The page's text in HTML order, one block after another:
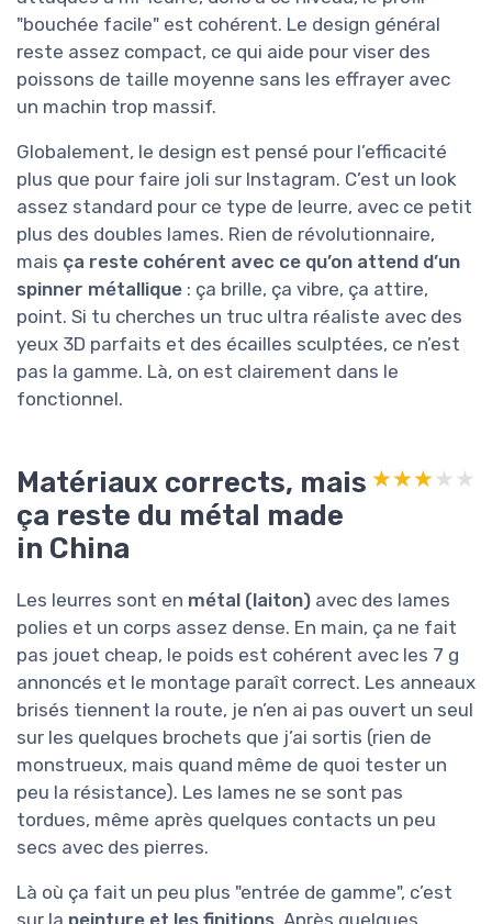
"bouchée facile" est cohérent. Le design général
reste assez compact, ce qui aide pour viser des
poissons de taille moyenne sans les effrayer avec
un machin trop massif.
Globalement, le design est pensé pour l’efficacité
plus que pour faire joli sur Instagram. C’est un look
assez standard pour ce type de leurre, avec ce petit
plus des doubles lames. Rien de révolutionnaire,
mais ça reste cohérent avec ce qu’on attend d’un
spinner métallique : ça brille, ça vibre, ça attire,
point. Si tu cherches un truc ultra réaliste avec des
yeux 3D parfaits et des écailles sculptées, ce n’est
pas la gamme. Là, on est clairement dans le
fonctionnel.
Matériaux corrects, mais
ça reste du métal made
in China
★★★★★
★★★★★
Les leurres sont en métal (laiton) avec des lames
polies et un corps assez dense. En main, ça ne fait
pas jouet cheap, le poids est cohérent avec les 7 g
annoncés et le montage paraît correct. Les anneaux
brisés tiennent la route, je n’en ai pas ouvert un seul
sur les quelques brochets que j’ai sortis (rien de
monstrueux, mais quand même de quoi tester un
peu la résistance). Les lames ne se sont pas
tordues, même après quelques contacts un peu
secs avec des pierres.
Là où ça fait un peu plus "entrée de gamme", c’est
sur la peinture et les finitions. Après quelques